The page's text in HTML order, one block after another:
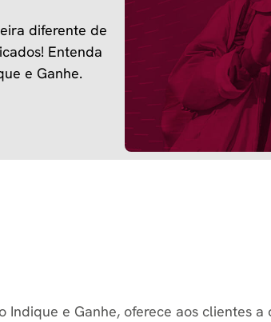
diferente de
Entenda
e Ganhe.
Indique e Ganhe, oferece aos clientes